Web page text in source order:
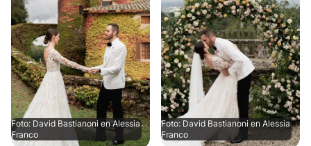
Foto: David Bastianoni en Alessia
Franco
Foto: David Bastianoni en Alessia
Franco